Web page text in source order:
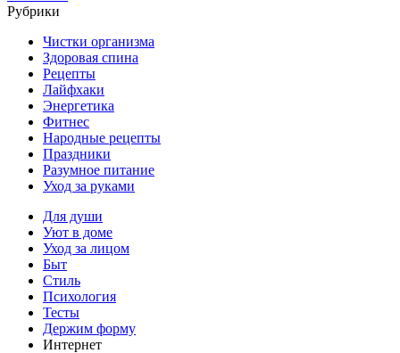
Рубрики
Чистки организма
Здоровая спина
Рецепты
Лайфхаки
Энергетика
Фитнес
Народные рецепты
Праздники
Разумное питание
Уход за руками
Для души
Уют в доме
Уход за лицом
Быт
Стиль
Психология
Тесты
Держим форму
Интернет